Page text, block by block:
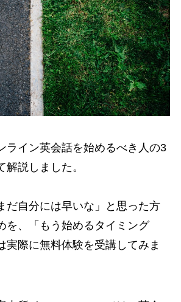
ライン英会話を始めるべき人の3
説しました。
だ自分には早いな」と思った方
を、「もう始めるタイミング
実際に無料体験を受講してみま